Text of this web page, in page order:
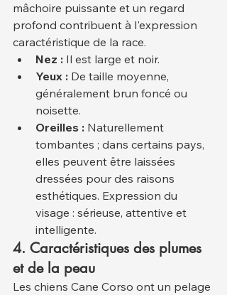
mâchoire puissante et un regard
profond contribuent à l'expression
caractéristique de la race.
Nez : Il est large et noir.
Yeux : De taille moyenne,
généralement brun foncé ou
noisette.
Oreilles : Naturellement
tombantes ; dans certains pays,
elles peuvent être laissées
dressées pour des raisons
esthétiques. Expression du
visage : sérieuse, attentive et
intelligente.
4. Caractéristiques des plumes
et de la peau
Les chiens Cane Corso ont un pelage